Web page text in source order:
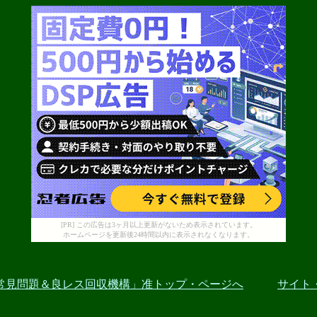
[PR] この広告は3ヶ月以上更新がないため表示されています。
ホームページを更新後24時間以内に表示されなくなります。
見問題＆良レス回収機構」准トップ・ページへ サイト